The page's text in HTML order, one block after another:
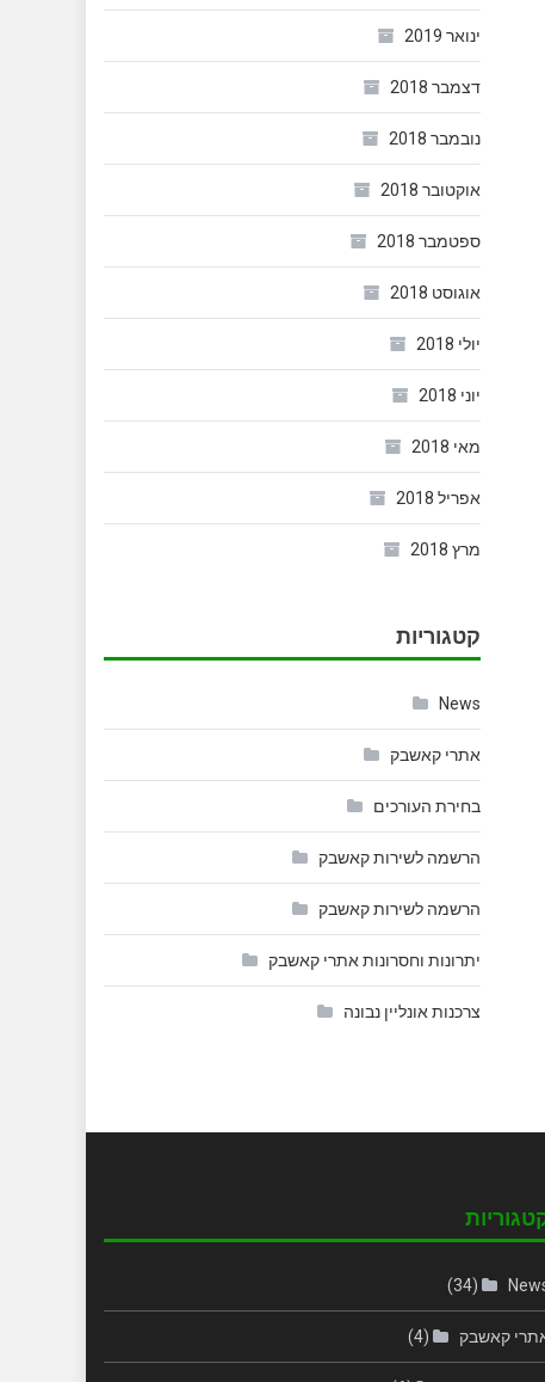
ינואר 2019
דצמבר 2018
נובמבר 2018
אוקטובר 2018
ספטמבר 2018
אוגוסט 2018
יולי 2018
יוני 2018
מאי 2018
אפריל 2018
מרץ 2018
קטגוריות
News
אתרי קאשבק
בחירת העורכים
הרשמה לשירות קאשבק
הרשמה לשירות קאשבק
יתרונות וחסרונות אתרי קאשבק
צרכנות אונליין נבונה
(34)
קאשבק (4)